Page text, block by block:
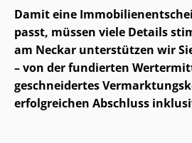
Damit eine
passt, müssen viele Details
am Neckar unterstützen wir
– von der fundierten
ge­schnei­der­tes
erfolgreichen Abschluss